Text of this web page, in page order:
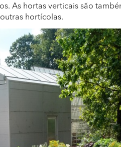
As hortas verticais são
hortícolas.